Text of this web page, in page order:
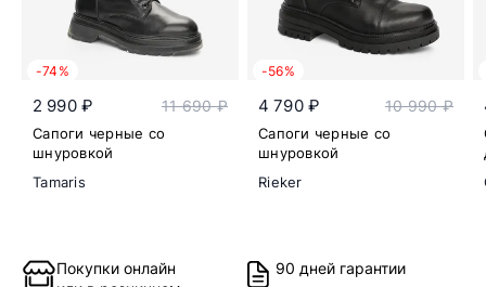
-74%
2 990 ₽ 11 690 ₽
Сапоги черные со
шнуровкой
Tamaris
-56%
4 790 ₽ 10 990 ₽
Сапоги черные со
шнуровкой
Rieker
Покупки онлайн
90 дней гарантии